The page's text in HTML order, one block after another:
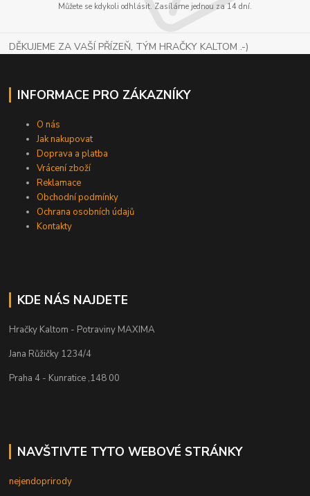
Můžete se kdykoli odhlásit. Zasíláme jednou za 14 dní.
DĚKUJEME ZA VAŠÍ PŘÍZEŇ, TÝM HRAČKY KALTOM .-)
INFORMACE PRO ZÁKAZNÍKY
O nás
Jak nakupovat
Doprava a platba
Vrácení zboží
Reklamace
Obchodní podmínky
Ochrana osobních údajů
Kontakty
KDE NÁS NAJDETE
Hračky Kaltom - Potraviny MAXIMA
Jana Růžičky 1234/4
Praha 4 - Kunratice ,148 00
NAVŠTIVTE TYTO WEBOVÉ STRÁNKY
nejendoprirody